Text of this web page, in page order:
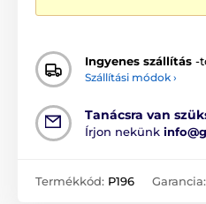
Ingyenes szállítás -
Szállítási módok ›
Tanácsra van
Írjon nekünk
Termékkód: P196 Garancia: